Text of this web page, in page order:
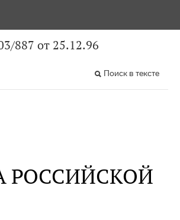
887 от 25.12.96
Поиск в тексте
РОССИЙСКОЙ